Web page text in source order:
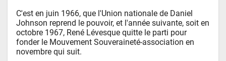
C'est en juin 1966, que l'Union nationale de Daniel
Johnson reprend le pouvoir, et l'année suivante, soit en
octobre 1967, René Lévesque quitte le parti pour
fonder le Mouvement Souveraineté-association en
novembre qui suit.